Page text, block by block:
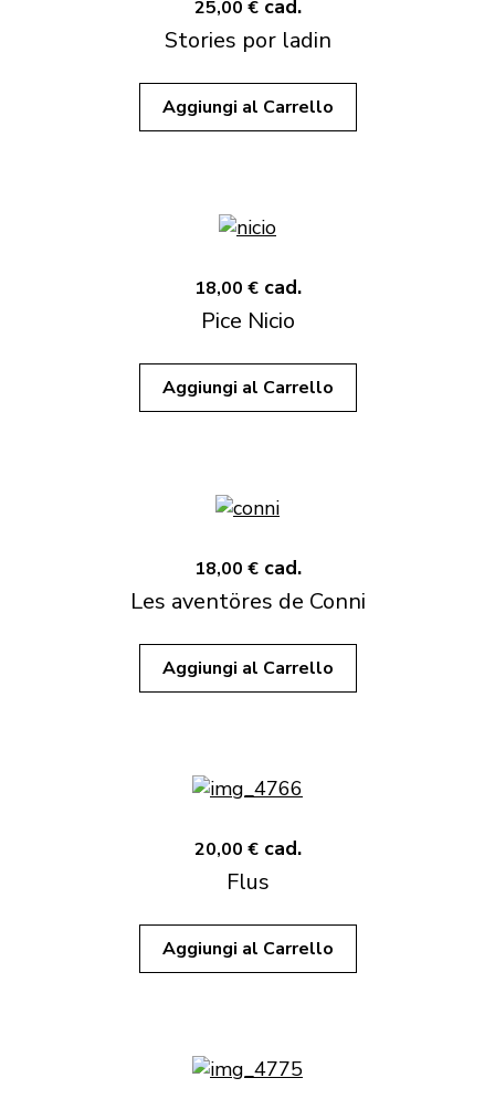
25,00 € cad.
Stories por ladin
Aggiungi al Carrello
18,00 € cad.
Pice Nicio
Aggiungi al Carrello
18,00 € cad.
Les aventöres de Conni
Aggiungi al Carrello
20,00 € cad.
Flus
Aggiungi al Carrello